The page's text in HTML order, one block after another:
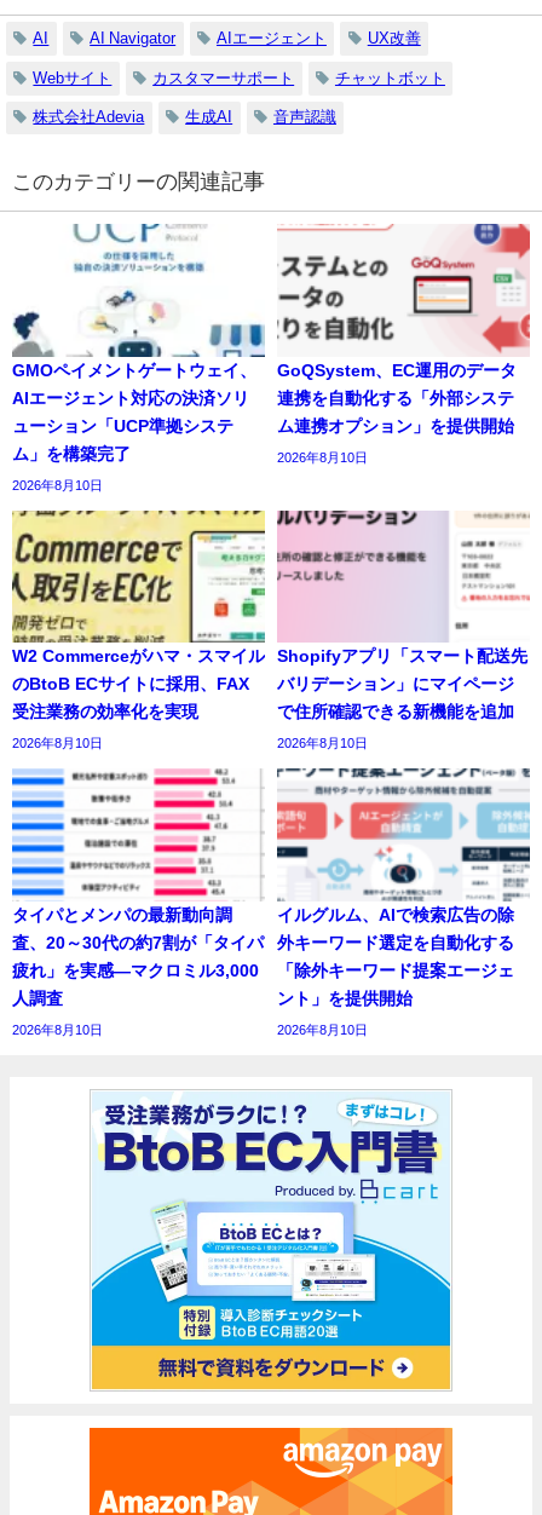
AI AI Navigator AIエージェント UX改善
Webサイト カスタマーサポート チャットボット
株式会社Adevia 生成AI 音声認識
の関連記事
GMOペイメントゲートウェイ、
AIエージェント対応の決済ソリ
ューション「UCP準拠システ
ム」を構築完了
2026年8月10日
GoQSystem、EC運用のデータ
連携を自動化する「外部システ
ム連携オプション」を提供開始
2026年8月10日
W2 Commerceがハマ・スマイル
のBtoB ECサイトに採用、FAX
受注業務の効率化を実現
2026年8月10日
Shopifyアプリ「スマート配送先
バリデーション」にマイページ
で住所確認できる新機能を追加
2026年8月10日
タイパとメンパの最新動向調
査、20～30代の約7割が「タイパ
疲れ」を実感―マクロミル3,000
人調査
2026年8月10日
イルグルム、AIで検索広告の除
外キーワード選定を自動化する
「除外キーワード提案エージェ
ント」を提供開始
2026年8月10日